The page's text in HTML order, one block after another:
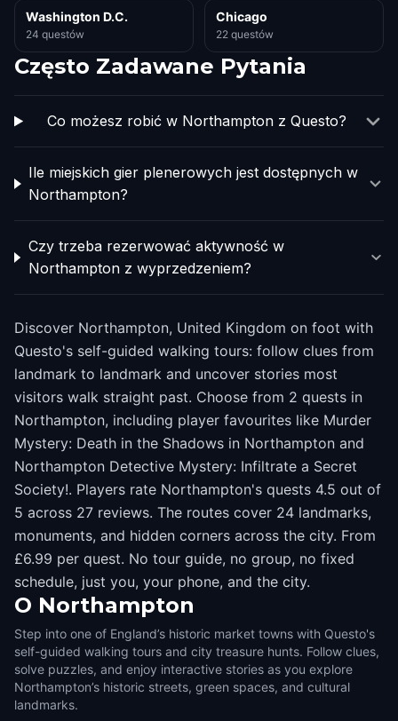
Washington D.C.
24 questów
Chicago
22 questów
Często Zadawane Pytania
Co możesz robić w Northampton z Questo?
Ile miejskich gier plenerowych jest dostępnych w
Northampton?
Czy trzeba rezerwować aktywność w
Northampton z wyprzedzeniem?
Discover Northampton, United Kingdom on foot with
Questo's self-guided walking tours: follow clues from
landmark to landmark and uncover stories most
visitors walk straight past. Choose from 2 quests in
Northampton, including player favourites like Murder
Mystery: Death in the Shadows in Northampton and
Northampton Detective Mystery: Infiltrate a Secret
Society!. Players rate Northampton's quests 4.5 out of
5 across 27 reviews. The routes cover 24 landmarks,
monuments, and hidden corners across the city. From
£6.99 per quest. No tour guide, no group, no fixed
schedule, just you, your phone, and the city.
O Northampton
Step into one of England’s historic market towns with Questo's
self-guided walking tours and city treasure hunts. Follow clues,
solve puzzles, and enjoy interactive stories as you explore
Northampton’s historic streets, green spaces, and cultural
landmarks.